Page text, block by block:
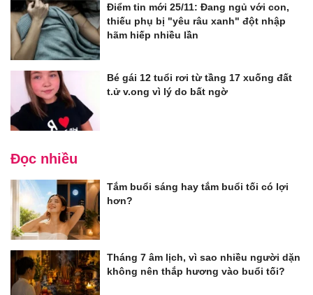
Điểm tin mới 25/11: Đang ngủ với con,
thiếu phụ bị "yêu râu xanh" đột nhập
hãm hiếp nhiều lần
Bé gái 12 tuổi rơi từ tầng 17 xuống đất
t.ử v.ong vì lý do bất ngờ
Đọc nhiều
Tắm buổi sáng hay tắm buổi tối có lợi
hơn?
Tháng 7 âm lịch, vì sao nhiều người dặn
không nên thắp hương vào buổi tối?